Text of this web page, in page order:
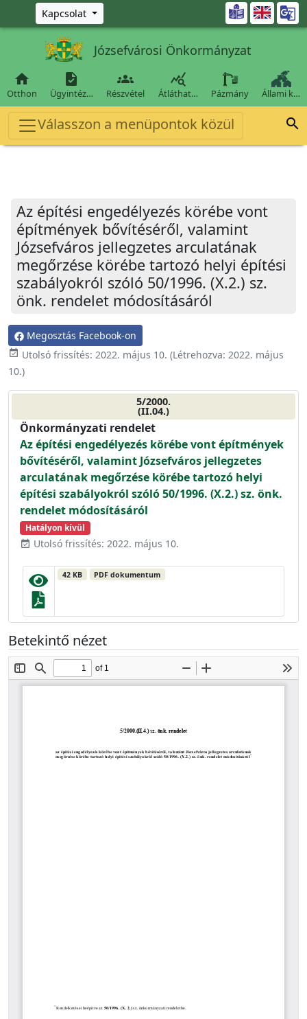
Ugrás a fő tartalomra
Kapcsolat 
Józsefvárosi Önkormányzat

Otthon

Ügyintéz…

Részvétel

Átláthat… Pázmány Állami k…
Válasszon a menüpontok közül 
Az építési engedélyezés körébe vont
építmények bővítéséről, valamint
Józsefváros jellegzetes arculatának
megőrzése körébe tartozó helyi építési
szabályokról szóló 50/1996. (X.2.) sz.
önk. rendelet módosításáról
Megosztás Facebook-on
event_available Utolsó frissítés: 2022. május 10. (Létrehozva: 2022. május
10.)
5/2000.
(II.04.)
Önkormányzati rendelet
Az építési engedélyezés körébe vont építmények
bővítéséről, valamint Józsefváros jellegzetes
arculatának megőrzése körébe tartozó helyi
építési szabályokról szóló 50/1996. (X.2.) sz. önk.
rendelet módosításáról
Hatályon kívül
event_available Utolsó frissítés: 2022. május 10.
42 KB PDF dokumentum
Betekintő nézet